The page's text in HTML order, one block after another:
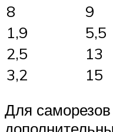
8
9
1,9
5,5
2,5
13
3,2
15
Для